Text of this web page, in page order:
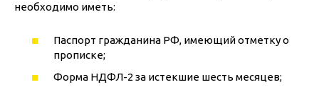
необходимо иметь:
Паспорт гражданина РФ, имеющий отметку о
прописке;
Форма НДФЛ-2 за истекшие шесть месяцев;